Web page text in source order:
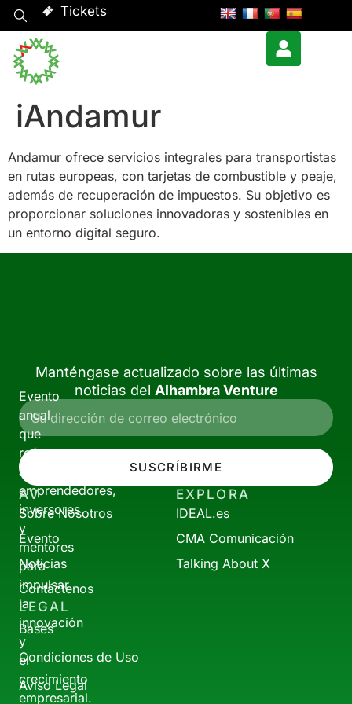
Tickets
iAndamur
Andamur ofrece servicios integrales para transportistas
en rutas europeas, con tarjetas de combustible y peaje,
además de recuperación de impuestos. Su objetivo es
proporcionar soluciones innovadoras y sostenibles en
un entorno digital seguro.
Evento
anual
que
reúne
a
emprendedores,
inversores
y
mentores
para
impulsar
la
innovación
y
el
crecimiento
empresarial.
Manténgase actualizado sobre las últimas
noticias del Alhambra Venture
SUSCRÍBIRME
AV
Sobre Nosotros
Evento
Noticias
Contáctenos
EXPLORA
IDEAL.es
CMA Comunicación
Talking About X
LEGAL
Bases
Condiciones de Uso
Aviso Legal